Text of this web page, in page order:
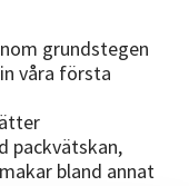
grundstegen
våra första
packvätskan,
bland annat